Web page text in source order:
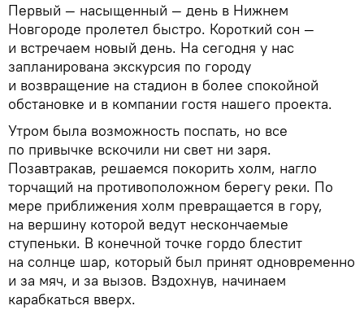
Первый — насыщенный — день в Нижнем
Новгороде пролетел быстро. Короткий сон —
и встречаем новый день. На сегодня у нас
запланирована экскурсия по городу
и возвращение на стадион в более спокойной
обстановке и в компании гостя нашего проекта.
Утром была возможность поспать, но все
по привычке вскочили ни свет ни заря.
Позавтракав, решаемся покорить холм, нагло
торчащий на противоположном берегу реки. По
мере приближения холм превращается в гору,
на вершину которой ведут нескончаемые
ступеньки. В конечной точке гордо блестит
на солнце шар, который был принят одновременно
и за мяч, и за вызов. Вздохнув, начинаем
карабкаться вверх.